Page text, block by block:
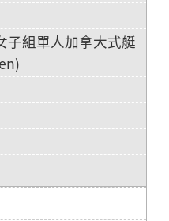
子組單人加拿大式艇